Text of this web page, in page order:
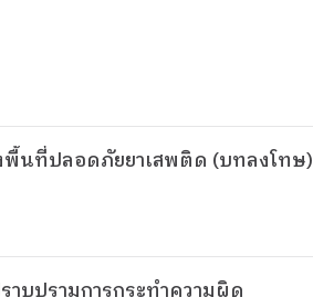
พื้นที่ปลอดภัยยาเสพติด (บทลงโทษ)
บปรามการกระทำความผิด